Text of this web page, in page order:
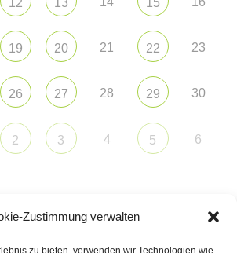
Zustimmung verwalten
zu bieten, verwenden wir Technologien wie
19 20 21 22 23
26 27 28 29 30
2 3 4 5 6